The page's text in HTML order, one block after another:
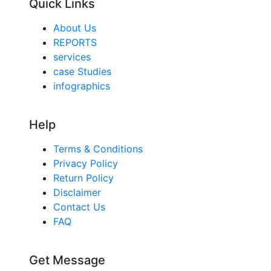
Quick Links
About Us
REPORTS
services
case Studies
infographics
Help
Terms & Conditions
Privacy Policy
Return Policy
Disclaimer
Contact Us
FAQ
Get Message